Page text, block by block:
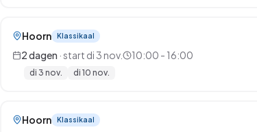
Hoorn Klassikaal
2dagen · start di 3 nov. 10:00 - 16:00
di 3 nov. di 10 nov.
Hoorn Klassikaal